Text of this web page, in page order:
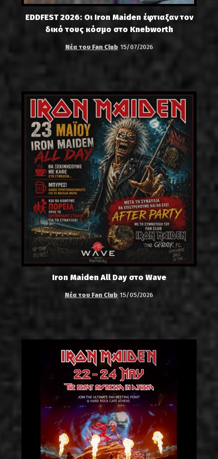
EDDFEST 2026: Οι Iron Maiden έφτιαξαν τον
δικό τους κόσμο στο Knebworth
Νέα του Fan Club 15/07/2026
Iron Maiden All Day στο Wave
Νέα του Fan Club 15/05/2026